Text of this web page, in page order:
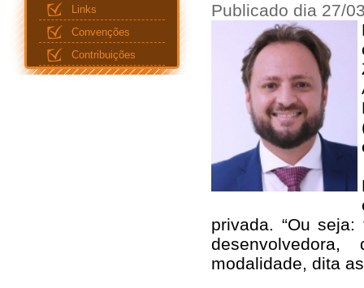
Links
Convenções
Contribuições
Publicado dia 27/
privada. “Ou
modalidade, dita